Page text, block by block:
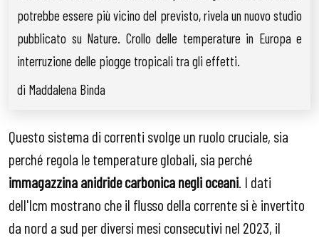
potrebbe essere più vicino del previsto, rivela un nuovo studio
pubblicato su Nature. Crollo delle temperature in Europa e
interruzione delle piogge tropicali tra gli effetti.
di Maddalena Binda
Questo sistema di correnti svolge un ruolo cruciale, sia
perché regola le temperature globali, sia perché
immagazzina anidride carbonicanegli oceani. I dati
dell'Icm mostrano che il flusso della corrente si è invertito
da nord a sud per diversi mesi consecutivi nel 2023, il